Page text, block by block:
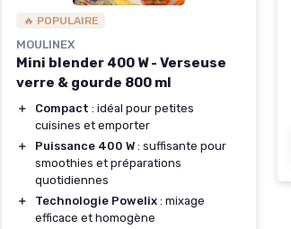
🔥 POPULAIRE
MOULINEX
Mini blender 400 W - Verseuse
verre & gourde 800 ml
＋ Compact : idéal pour petites
cuisines et emporter
＋
Puissance 400 W : suffisante pour
smoothies et préparations
quotidiennes
＋
Technologie Powelix : mixage
efficace et homogène